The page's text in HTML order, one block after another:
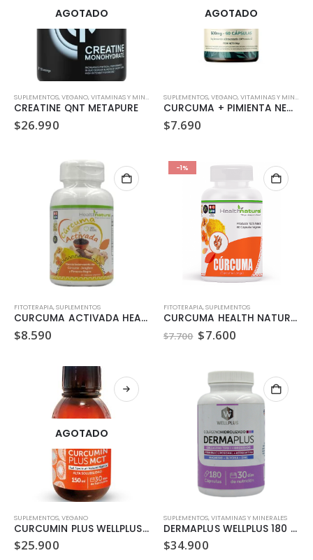
AGOTADO
SUPLEMENTOS,VEGANO,VITAMINAS Y MINERALES
CREATINE QNT METAPURE
$26.990
AGOTADO
SUPLEMENTOS,VEGANO,VITAMINAS Y MINERALES
CURCUMA + PIMIENTA NEGRA KARUN LIFE
$7.690
FITOTERAPIA,SUPLEMENTOS
CURCUMA ACTIVADA HEALTH NATURAL 500MG 60 CAPSULAS
$8.590
-1%
FITOTERAPIA,SUPLEMENTOS
CURCUMA HEALTH NATURAL 500MG 60 CAPSULAS
$7.700 El
precio
era:
$7.700.
$7.600El
es:
$7.600.
AGOTADO
SUPLEMENTOS,VEGANO
CURCUMIN PLUS WELLPLUS 150 ML
$25.900
SUPLEMENTOS,VITAMINAS Y MINERALES
DERMAPLUS WELLPLUS 180 CAPSULAS
$34.900